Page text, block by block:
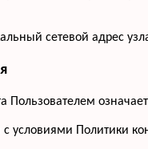
сетевой адрес
Пользователем
с условиями Политики